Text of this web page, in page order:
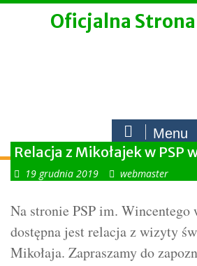
Skip
Oficjalna
Menu
Relacja z Mikołajek w PSP
19 grudnia 2019 webmaster
Na stronie PSP im.
dostępna jest relacja z wizyty
Mikołaja. Zapraszamy do